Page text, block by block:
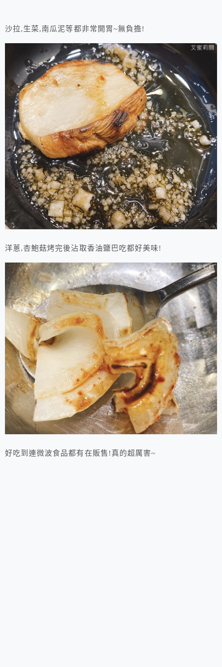
沙拉,生菜,南瓜泥等都非常開胃~無負擔!
洋蔥,杏鮑菇烤完後沾取香油鹽巴吃都好美味!
好吃到連微波食品都有在販售!真的超厲害~